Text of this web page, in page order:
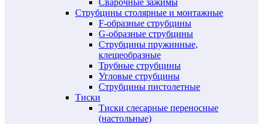
Струбцины столярные и монтажные
F-образные струбцины
G-образные струбцины
Струбцины пружинные,
клещеобразные
Трубные струбцины
Угловые струбцины
Струбцины пистолетные
Тиски
Тиски слесарные переносные
(настольные)